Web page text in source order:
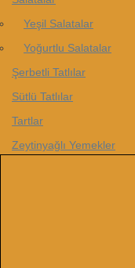
Yeşil Salatalar
Yoğurtlu Salatalar
Şerbetli Tatlılar
Sütlü Tatlılar
Tartlar
Zeytinyağlı Yemekler